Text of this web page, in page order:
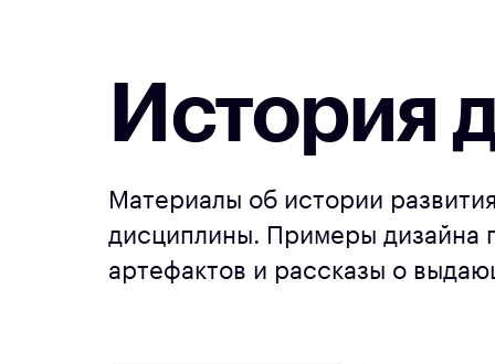
И стория
Материалы об истории
дисциплины. Примеры дизайна
артефактов и рассказы о